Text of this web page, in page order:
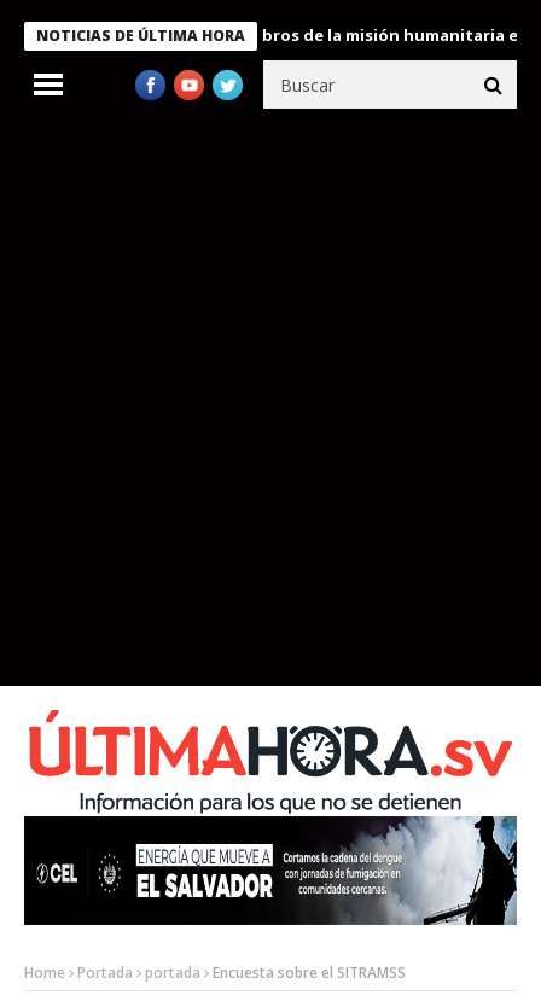
NOTICIAS DE ÚLTIMA HORA
Bukele condecora a miembros de la misión humanitaria enviada
Home Portada portada Encuesta sobre el SITRAMSS